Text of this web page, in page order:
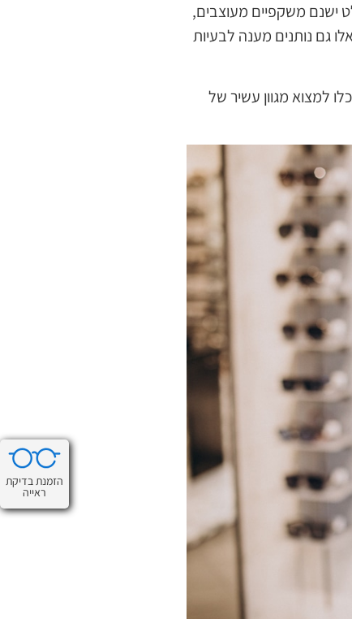
ישנם משקפיים מעוצבים,
גם נותנים מענה לבעיות
למצוא מגוון עשיר של
הזמנת בדיקת
ראייה